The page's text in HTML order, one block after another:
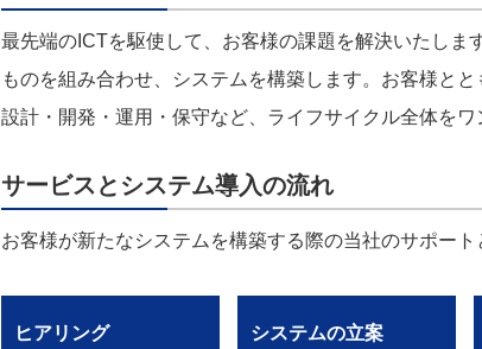
最先端のICTを駆使して、お客様の課題を解決いたし
ものを組み合わせ、システムを構築します。お客様と
設計・開発・運用・保守など、ライフサイクル全体をワ
サービスとシステム導入の流れ
お客様が新たなシステムを構築する際の当社のサポート
ヒアリング システムの立案